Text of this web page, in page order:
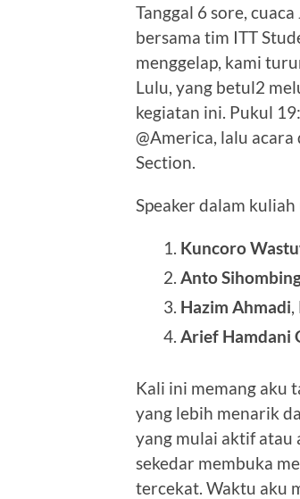
Tanggal 6 sore,
bersama tim ITT
menggelap, kami
Lulu, yang betul2
kegiatan ini. Pukul
@America, lalu
Section.
Speaker dalam
Kuncoro
Anto
Hazim Ahmadi,
Arief Hamdani
Kali ini memang aku
yang lebih menarik
yang mulai aktif
sekedar membuka
tercekat. Waktu aku